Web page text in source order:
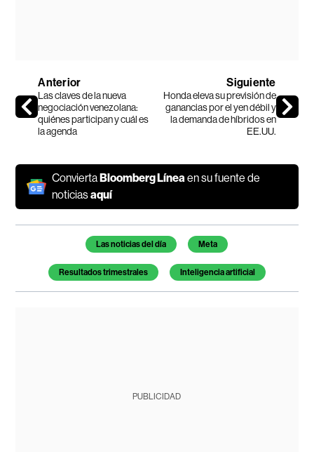
Anterior
Las claves de la nueva
negociación venezolana:
quiénes participan y cuál es
la agenda
Siguiente
Honda eleva su previsión de
ganancias por el yen débil y
la demanda de híbridos en
EE.UU.
ConviertaBloomberg Líneaen su fuente de
noticiasaquí
Temas de este artículo
Las noticias del día Meta
Resultados trimestrales Inteligencia artificial
PUBLICIDAD